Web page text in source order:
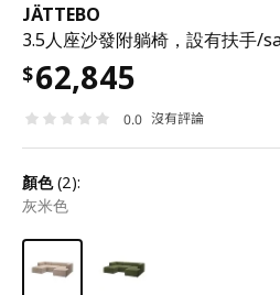
JÄTTEBO
3.5人座沙發附躺椅，設有扶手/
$62,845
0.0 沒有評論
顏色(2):
灰米色